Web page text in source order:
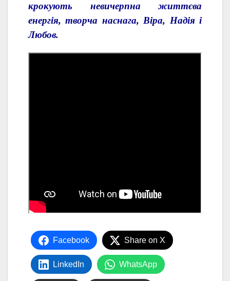
крокують невичерпна життєва
енергія, творча наснага, Віра, Надія і
Любов.
Facebook Share on X
LinkedIn WhatsApp